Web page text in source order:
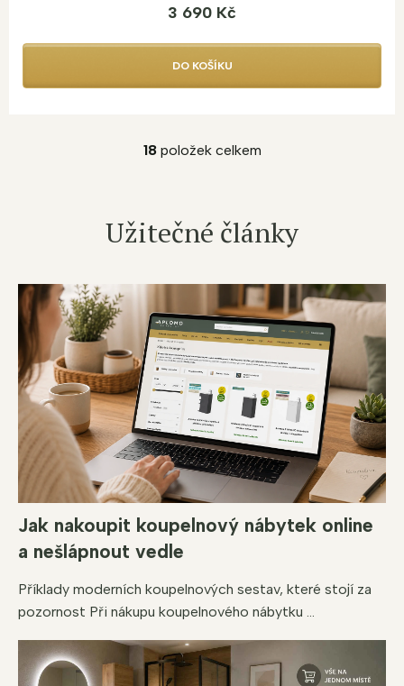
3 690 Kč
DO KOŠÍKU
O
d
a
r
v
k
y
v
ý
p
i
s
u
18položek celkem
Užitečné články
Jak nakoupit koupelnový nábytek online
a nešlápnout vedle
Příklady moderních koupelnových sestav, které stojí za
pozornost Při nákupu koupelnového nábytku ...